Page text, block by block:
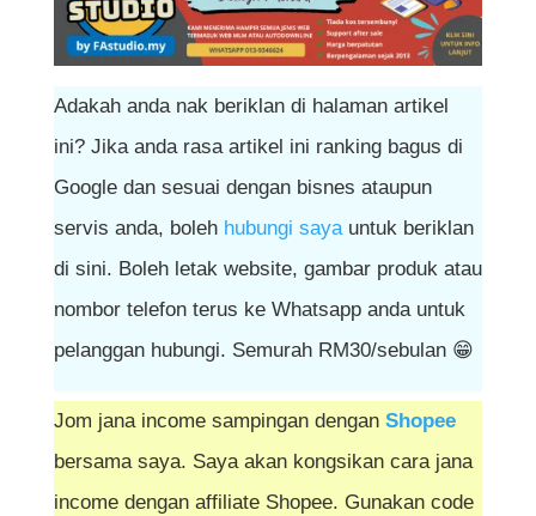
Adakah anda nak beriklan di halaman artikel
ini? Jika anda rasa artikel ini ranking bagus di
Google dan sesuai dengan bisnes ataupun
servis anda, boleh hubungi sayauntuk beriklan
di sini. Boleh letak website, gambar produk atau
nombor telefon terus ke Whatsapp anda untuk
pelanggan hubungi. Semurah RM30/sebulan 😁
Jom jana income sampingan dengan Shopee
bersama saya. Saya akan kongsikan cara jana
income dengan affiliate Shopee. Gunakan code